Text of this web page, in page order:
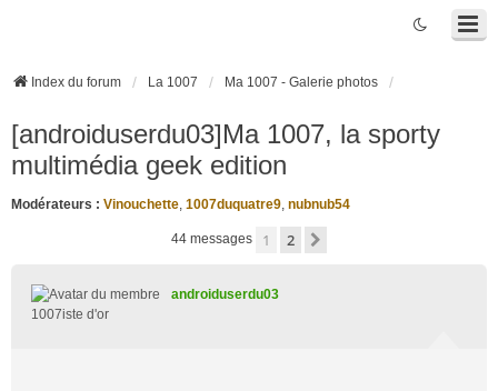
Index du forum La 1007 Ma 1007 - Galerie photos
[androiduserdu03]Ma 1007, la sporty
multimédia geek edition
Modérateurs : Vinouchette, 1007duquatre9, nubnub54
44 messages 1 2
androiduserdu03
1007iste d'or